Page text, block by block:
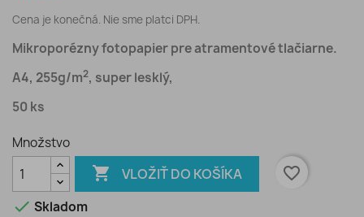
Cena je konečná. Nie sme platci DPH.
Mikroporézny fotopapier pre atramentové tlačiarne.
A4, 255g/m2, super lesklý,
50 ks
Množstvo
 VLOŽIŤ DO KOŠÍKA
favorite_border
 Skladom